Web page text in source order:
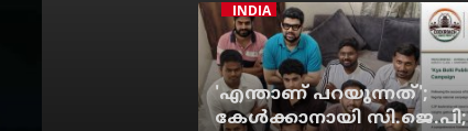
INDIA
'എന്താണ് പറയുന്നത്';
കേള്‍ക്കാനായി സി.ജെ.പി;